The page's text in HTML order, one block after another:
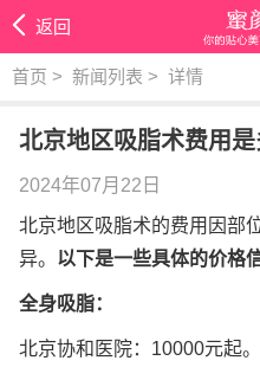
返回
首页 > 新闻列表 > 详情
北京地区吸脂术费用
2024年07月22日
北京地区吸脂术的费用因部
异。 以下是一些具体的价格
全身吸脂：
北京协和医院：10000元起。